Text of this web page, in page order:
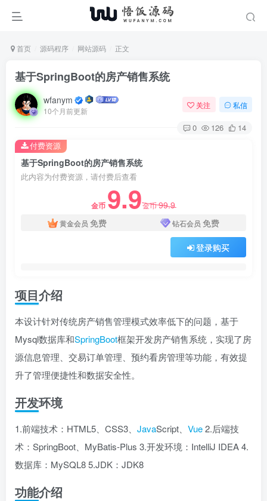
首页 源码程序 网站源码 正文
基于SpringBoot的房产销售系统
wfanym
10个月前更新
关注 私信
0 126 14
基于SpringBoot的房产销售系统
此内容为付费资源，请付费后查看
金币 9.9金币99.9
黄金会员 免费 钻石会员 免费
登录购买
付费资源
项目介绍
本设计针对传统房产销售管理模式效率低下的问题，基于
Mysql数据库和SpringBoot框架开发房产销售系统，实现了房
源信息管理、交易订单管理、预约看房管理等功能，有效提
升了管理便捷性和数据安全性。
开发环境
1.前端技术：HTML5、CSS3、 JavaScript、 Vue2.后端技
术：SpringBoot、MyBatis-Plus 3.开发环境：IntelliJ IDEA 4.
数据库：MySQL8 5.JDK：JDK8
功能介绍